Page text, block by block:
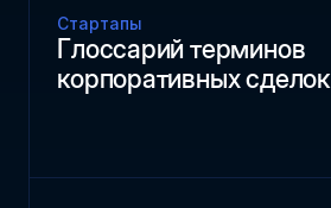
Стартапы
Глоссарий терминов
корпоративных сделок